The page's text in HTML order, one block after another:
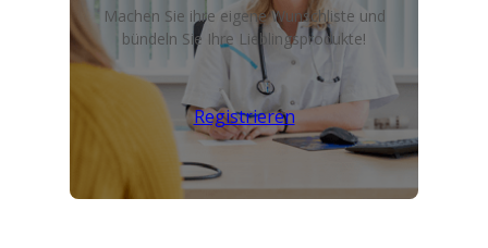
Machen Sie ihre eigene Wunschliste und
bündeln Sie Ihre Lieblingsprodukte!
Registrieren